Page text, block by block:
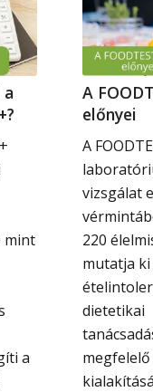
mint
a
A
előnyei
A
vizsgálat
220
mutatja ki
dietetikai